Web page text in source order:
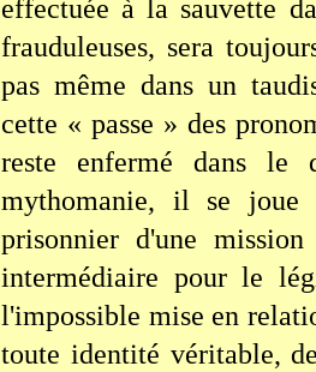
effectuée à la sauvette
frauduleuses, sera
pas même dans un
cette « passe » des
reste enfermé dans le
mythomanie, il se joue
prisonnier d'une
intermédiaire pour le
l'impossible mise en
toute identité véritable,